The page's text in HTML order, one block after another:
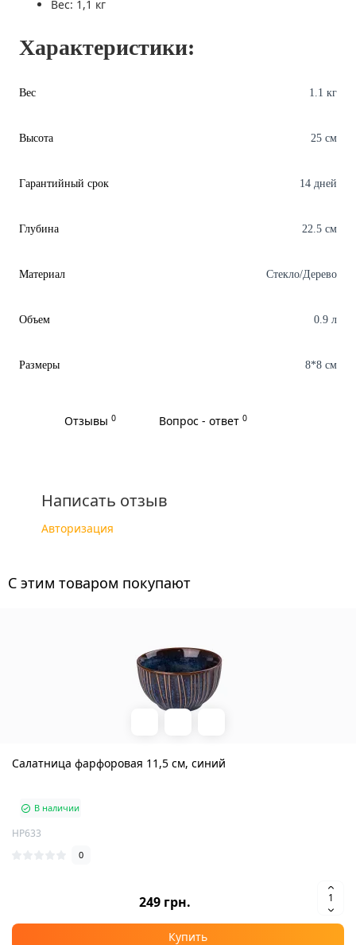
Вес: 1,1 кг
Характеристики:
Вес 1.1 кг
Высота 25 см
Гарантийный срок 14 дней
Глубина 22.5 см
Материал Стекло/Дерево
Объем 0.9 л
Размеры 8*8 см
Отзывы 0 Вопрос - ответ 0
Написать отзыв
Авторизация
C этим товаром покупают
Салатница фарфоровая 11,5 см, синий
В наличии
HP633
0
249 грн.
Купить